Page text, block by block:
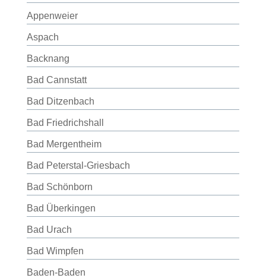
Appenweier
Aspach
Backnang
Bad Cannstatt
Bad Ditzenbach
Bad Friedrichshall
Bad Mergentheim
Bad Peterstal-Griesbach
Bad Schönborn
Bad Überkingen
Bad Urach
Bad Wimpfen
Baden-Baden